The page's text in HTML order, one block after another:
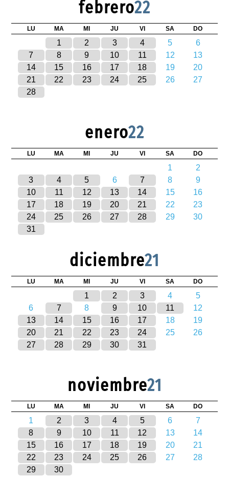
febrero22
LU MA MI JU VI SA DO
1 2 3 4 5
6
7
8 9 10 11 12
13
14
15 16 17 18 19
20
21
22 23 24 25 26
27
28
enero22
LU MA MI JU VI SA DO
1
2
3
4 5 6 7 8
9
10
11 12 13 14 15
16
17
18 19 20 21 22
23
24
25 26 27 28 29
30
31
diciembre21
LU MA MI JU VI SA DO
1 2 3 4
5
6
7 8 9 10 11
12
13
14 15 16 17 18
19
20
21 22 23 24 25
26
27
28 29 30 31
noviembre21
LU MA MI JU VI SA DO
1 2 3 4 5 6
7
8
9 10 11 12 13
14
15
16 17 18 19 20
21
22
23 24 25 26 27
28
29
30